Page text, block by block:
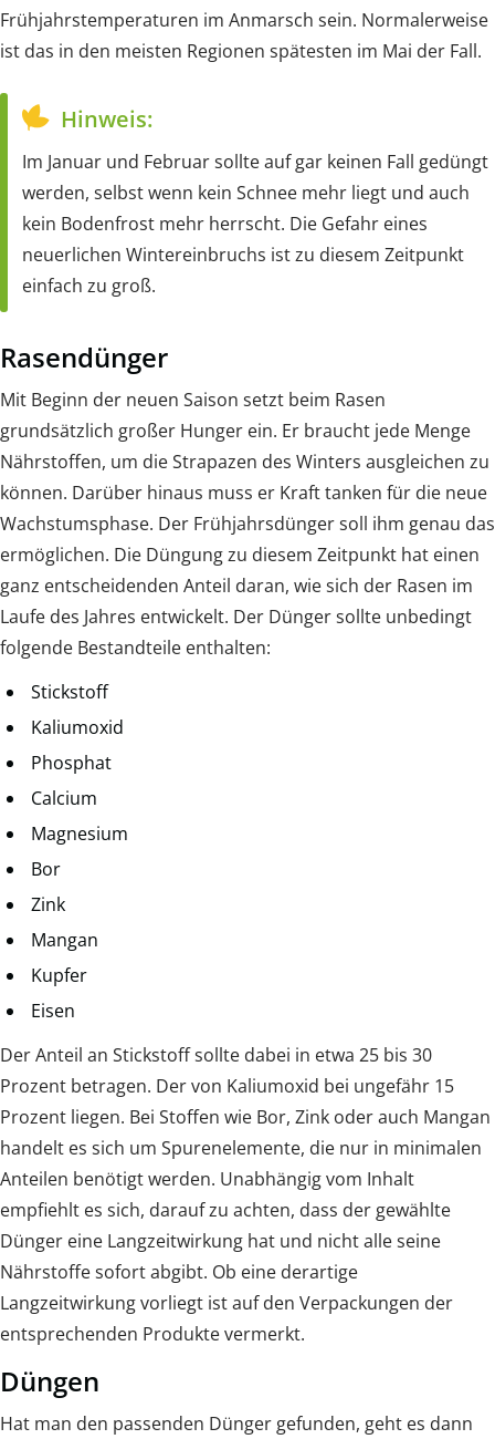
Frühjahrstemperaturen im Anmarsch sein. Normalerweise
ist das in den meisten Regionen spätesten im Mai der Fall.
Hinweis:
Im Januar und Februar sollte auf gar keinen Fall gedüngt
werden, selbst wenn kein Schnee mehr liegt und auch
kein Bodenfrost mehr herrscht. Die Gefahr eines
neuerlichen Wintereinbruchs ist zu diesem Zeitpunkt
einfach zu groß.
Rasendünger
Mit Beginn der neuen Saison setzt beim Rasen
grundsätzlich großer Hunger ein. Er braucht jede Menge
Nährstoffen, um die Strapazen des Winters ausgleichen zu
können. Darüber hinaus muss er Kraft tanken für die neue
Wachstumsphase. Der Frühjahrsdünger soll ihm genau das
ermöglichen. Die Düngung zu diesem Zeitpunkt hat einen
ganz entscheidenden Anteil daran, wie sich der Rasen im
Laufe des Jahres entwickelt. Der Dünger sollte unbedingt
folgende Bestandteile enthalten:
Stickstoff
Kaliumoxid
Phosphat
Calcium
Magnesium
Bor
Zink
Mangan
Kupfer
Eisen
Der Anteil an Stickstoff sollte dabei in etwa 25 bis 30
Prozent betragen. Der von Kaliumoxid bei ungefähr 15
Prozent liegen. Bei Stoffen wie Bor, Zink oder auch Mangan
handelt es sich um Spurenelemente, die nur in minimalen
Anteilen benötigt werden. Unabhängig vom Inhalt
empfiehlt es sich, darauf zu achten, dass der gewählte
Dünger eine Langzeitwirkung hat und nicht alle seine
Nährstoffe sofort abgibt. Ob eine derartige
Langzeitwirkung vorliegt ist auf den Verpackungen der
entsprechenden Produkte vermerkt.
Düngen
Hat man den passenden Dünger gefunden, geht es dann